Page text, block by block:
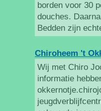
borden voor 30
douches.
Bedden zijn
Chiroheem 't
Wij met Chiro
informatie